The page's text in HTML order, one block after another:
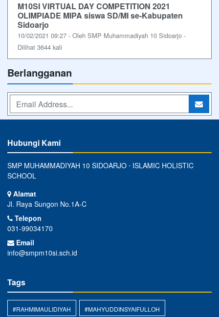
M10SI VIRTUAL DAY COMPETITION 2021
OLIMPIADE MIPA siswa SD/MI se-Kabupaten
Sidoarjo
10/02/2021 09:27 - Oleh SMP Muhammadiyah 10 Sidoarjo -
Dilihat 3644 kali
Berlangganan
Hubungi Kami
SMP MUHAMMADIYAH 10 SIDOARJO ⋅ ISLAMIC HOLISTIC
SCHOOL
Alamat
Jl. Raya Sungon No.1A-C
Telepon
031-99034170
Email
info@smpm10si.sch.id
Tags
#RAHMIMAULIDIYAH #MAHYUDDINSYAIFULLOH